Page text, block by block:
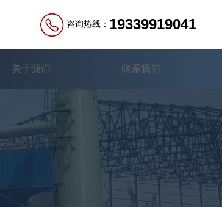
咨询热线： 19339919041
关于我们 联系我们